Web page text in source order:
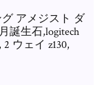
アメジスト ダ
誕生石,logitech
ウェイ z130,